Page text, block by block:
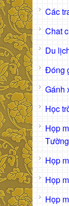
Các
Chat
Du
Đóng
Gánh
Học
Họp
Họp
Họp
Họp